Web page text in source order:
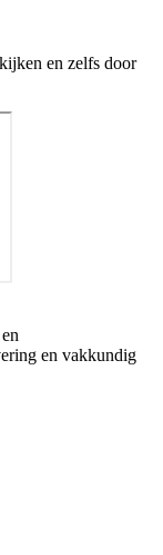
en zelfs door
en vakkundig